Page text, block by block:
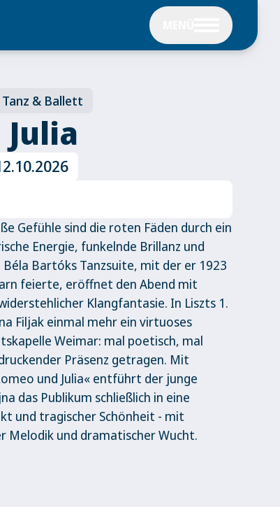
Tanz & Ballett
Julia
Gefühle sind die roten Fäden durch ein
Energie, funkelnde Brillanz und
Bartóks Tanzsuite, mit der er 1923
feierte, eröffnet den Abend mit
Klangfantasie. In Liszts 1.
Filjak einmal mehr ein virtuoses
Weimar: mal poetisch, mal
Präsenz getragen. Mit
und Julia« entführt der junge
das Publikum schließlich in eine
und tragischer Schönheit - mit
Melodik und dramatischer Wucht.